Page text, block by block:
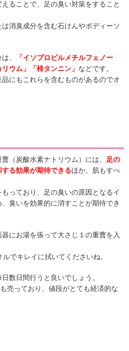
ることで、足の臭い対策をすること
消臭成分を含む石けんやボディーソ
、
「イソプロピルメチルフェノー
ウム」「柿タンニン」 などです。
にもこれらを含むものがあるのでオ
（炭酸水素ナトリウム）には、 足の
る効果が期待できるほか、肌もすべ
っており、足の臭いの原因となるイ
臭いを効果的に消すことが期待でき
にお湯を張って大さじ１の重曹を入
でキレイに拭いてくださいね。
数日間行うと良いでしょう。
売っており、値段がとても経済的な